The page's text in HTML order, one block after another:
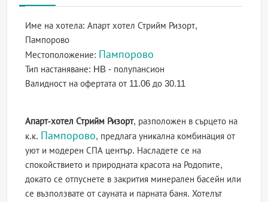
Име на хотела:Апарт хотел Стрийм Ризорт,
Пампорово
Местоположение: Пампорово
Тип настаняване: HB - полупансион
Валидност на офертатаот 11.06 до 30.11
Апарт-хотел Стрийм Ризорт, разположен в сърцето на
к.к. Пампорово, предлага уникална комбинация от
уют и модерен СПА център. Насладете се на
спокойствието и природната красота на Родопите,
докато се отпуснете в закрития минерален басейн или
се възползвате от сауната и парната баня. Хотелът